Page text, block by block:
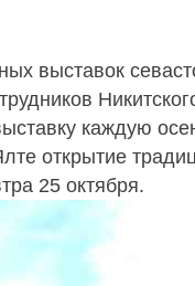
выставок
каждую
открытие
25 октября.